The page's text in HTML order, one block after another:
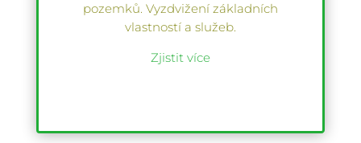
pozemků. Vyzdvižení základních
vlastností a služeb.
Zjistit více